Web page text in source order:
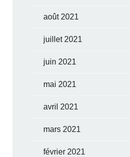
août 2021
juillet 2021
juin 2021
mai 2021
avril 2021
mars 2021
février 2021